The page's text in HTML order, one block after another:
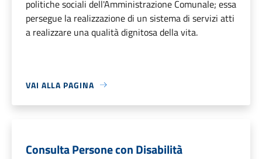
politiche sociali dell'Amministrazione Comunale; essa
persegue la realizzazione di un sistema di servizi atti
a realizzare una qualità dignitosa della vita.
VAI ALLA PAGINA
Consulta Persone con Disabilità